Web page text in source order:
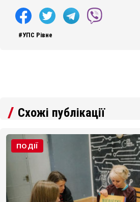
#УПС Рівне
Схожі публікації
ПОДІЇ